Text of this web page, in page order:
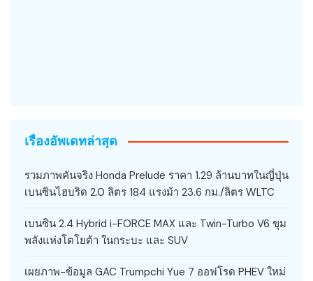
เรื่องอัพเดทล่าสุด
รวมภาพคันจริง Honda Prelude ราคา 1.29 ล้านบาทในญี่ปุ่น
เบนซินไฮบริด 2.0 ลิตร 184 แรงม้า 23.6 กม./ลิตร WLTC
เบนซิน 2.4 Hybrid i-FORCE MAX และ Twin-Turbo V6 ขุม
พลังแห่งโตโยต้า ในกระบะ และ SUV
เผยภาพ-ข้อมูล GAC Trumpchi Yue 7 ออฟโรด PHEV ใหม่